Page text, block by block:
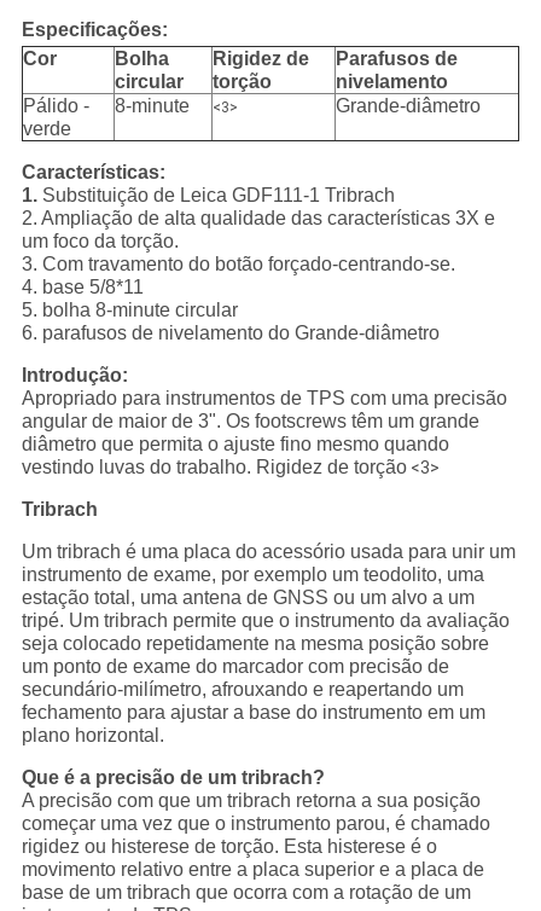
Especificações:
Cor
Bolha
circular
Rigidez de
torção
Parafusos de
nivelamento
Pálido -
verde
8-minute <3> Grande-diâmetro
Características:
1. Substituição de Leica GDF111-1 Tribrach
2. Ampliação de alta qualidade das características 3X e
um foco da torção.
3. Com travamento do botão forçado-centrando-se.
4. base 5/8*11
5. bolha 8-minute circular
6. parafusos de nivelamento do Grande-diâmetro
Introdução:
Apropriado para instrumentos de TPS com uma precisão
angular de maior de 3". Os footscrews têm um grande
diâmetro que permita o ajuste fino mesmo quando
vestindo luvas do trabalho. Rigidez de torção<3>
Tribrach
Um tribrach é uma placa do acessório usada para unir um
instrumento de exame, por exemplo um teodolito, uma
estação total, uma antena de GNSS ou um alvo a um
tripé. Um tribrach permite que o instrumento da avaliação
seja colocado repetidamente na mesma posição sobre
um ponto de exame do marcador com precisão de
secundário-milímetro, afrouxando e reapertando um
fechamento para ajustar a base do instrumento em um
plano horizontal.
Que é a precisão de um tribrach?
A precisão com que um tribrach retorna a sua posição
começar uma vez que o instrumento parou, é chamado
rigidez ou histerese de torção. Esta histerese é o
movimento relativo entre a placa superior e a placa de
base de um tribrach que ocorra com a rotação de um